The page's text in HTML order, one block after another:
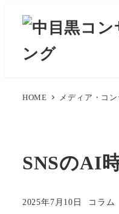
HOME メディア・コ
SNSのAI
投稿日
2025年7月10日 カテゴ
コラム